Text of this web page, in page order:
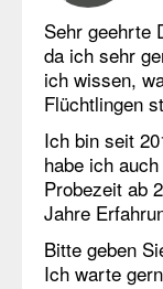
Sehr geehrte
da ich sehr
ich wissen,
Flüchtlingen
Ich bin seit
habe ich
Probezeit ab
Jahre
Bitte geben
Ich warte